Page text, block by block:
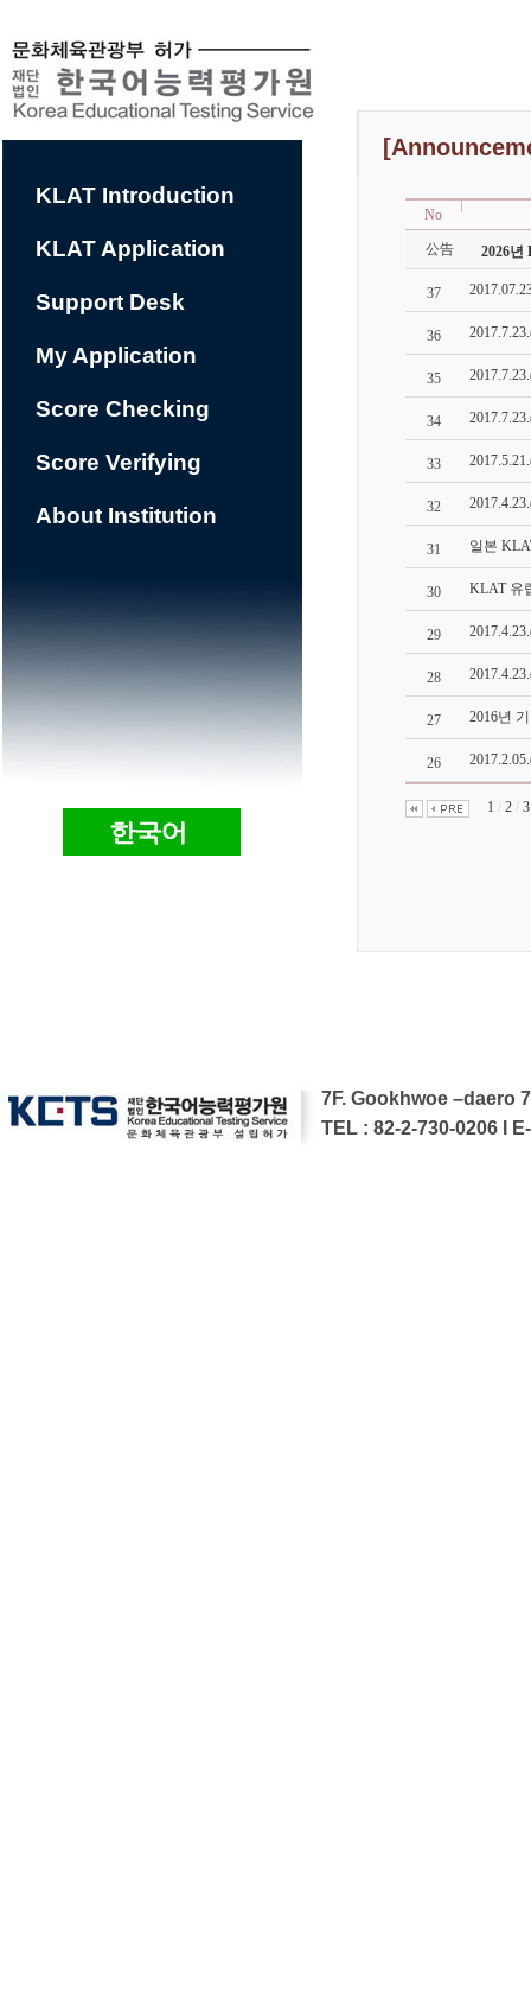
츠
바
로
기
KLAT Introduction
KLAT Application
Support Desk
My Application
Score Checking
Score Verifying
About Institution
No
公告 2026년
37
36
35
34
33
32
31 일본
30 KLAT 유
29
28
27 2016년
26
1 / 2 / 3
7F. Gookhwoe –daero
TEL : 82-2-730-0206 I